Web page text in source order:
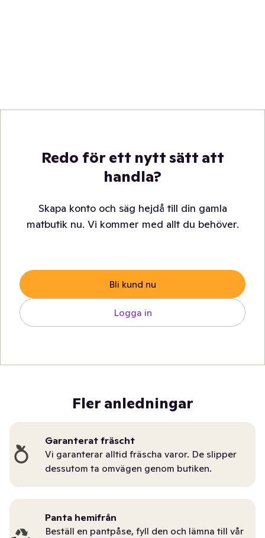
Redo för ett nytt sätt att
handla?
Skapa konto och säg hejdå till din gamla
matbutik nu. Vi kommer med allt du behöver.
Bli kund nu
Logga in
Fler anledningar
Garanterat fräscht
Vi garanterar alltid fräscha varor. De slipper
dessutom ta omvägen genom butiken.
Panta hemifrån
Beställ en pantpåse, fyll den och lämna till vår